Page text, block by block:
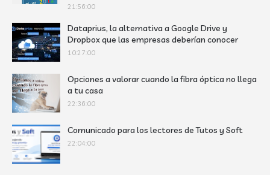
21:56:00
Dataprius, la alternativa a Google Drive y
Dropbox que las empresas deberían conocer
10:27:00
Opciones a valorar cuando la fibra óptica no llega
a tu casa
22:36:00
Comunicado para los lectores de Tutos y Soft
22:04:00